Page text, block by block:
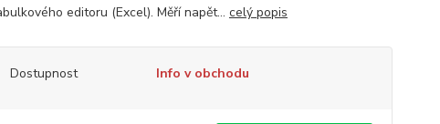
editoru (Excel). Měří napět... celý popis
Dostupnost Info v obchodu